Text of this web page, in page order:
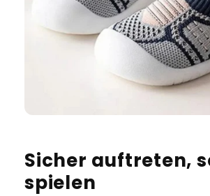
Sicher auftreten,
spielen